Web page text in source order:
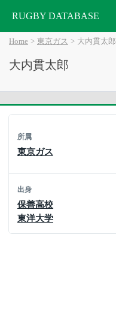
RUGBY DATABASE
Home 東京ガス 大内貫太郎
大内貫太郎
所属
東京ガス
出身
保善高校
東洋大学